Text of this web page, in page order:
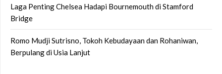
Laga Penting Chelsea Hadapi Bournemouth di Stamford
Bridge
Romo Mudji Sutrisno, Tokoh Kebudayaan dan Rohaniwan,
Berpulang di Usia Lanjut